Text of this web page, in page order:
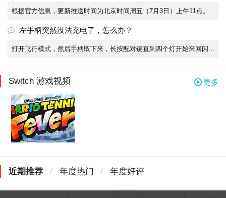
根据官方信息，更新推送时间为北京时间周五（7月3日）上午11点。
左手柄突然没法充电了，怎么办？
打开飞行模式，然后手柄取下来，长按配对键直到四个灯开始来回闪...
Switch 游戏视频 更多
近期推荐 / 年度热门 / 年度好评